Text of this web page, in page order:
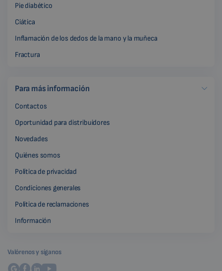
Pie diabético
Ciática
Inflamación de los dedos de la mano y la muñeca
Fractura
Para más información
Contactos
Oportunidad para distribuidores
Novedades
Quiénes somos
Política de privacidad
Condiciones generales
Política de reclamaciones
Información
Valórenos y síganos